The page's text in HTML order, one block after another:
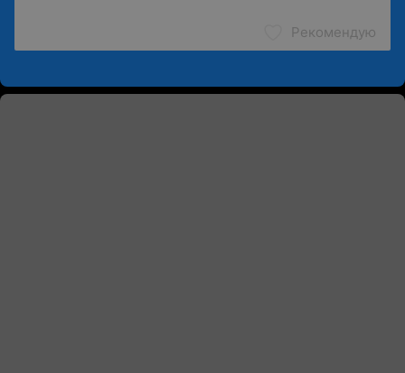
Рекомендую